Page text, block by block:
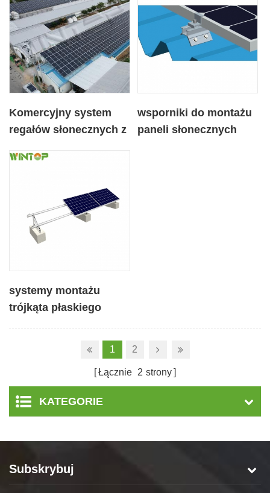
Komercyjny system
regałów słonecznych z
dla Korei
wsporniki do montażu
paneli słonecznych
systemy montażu
trójkąta płaskiego
1 2
Łącznie 2 strony
KATEGORIE
Subskrybuj